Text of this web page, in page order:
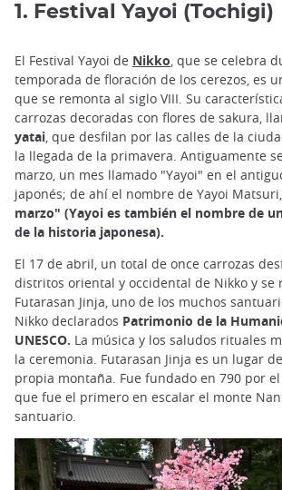
1. Festival Yayoi (Tochigi)
El Festival Yayoi de Nikko, que se celebra
temporada de floración de los cerezos, es
que se remonta al siglo VIII. Su
carrozas decoradas con flores de sakura,
yatai, que desfilan por las calles de la
la llegada de la primavera. Antiguamente
marzo, un mes llamado "Yayoi" en el
japonés; de ahí el nombre de Yayoi Matsuri,
marzo" (Yayoi es también el nombre de
de la historia japonesa).
El 17 de abril, un total de once carrozas
distritos oriental y occidental de Nikko y se
Futarasan Jinja, uno de los muchos
Nikko declarados Patrimonio de la
UNESCO. La música y los saludos rituales
la ceremonia. Futarasan Jinja es un lugar
propia montaña. Fue fundado en 790 por
que fue el primero en escalar el monte
santuario.